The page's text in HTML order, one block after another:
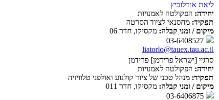
ליאת אורלוביץ
יחידה: הפקולטה לאמנויות
תפקיד: מחסנאי לציוד הסרטה
מיקום / זמני קבלה: מקסיקו, חדר 06
liatorlo@tauex.tau.ac.il
סרגיי [ישראל פרידמן] פרידמן
יחידה: הפקולטה לאמנויות
תפקיד: מנהל טכני של ציוד קולנוע ואולפני טלוויזיה
מיקום / זמני קבלה: מקסיקו, חדר 011